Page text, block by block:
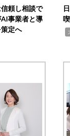
信頼し相談で
事業者と導
定へ